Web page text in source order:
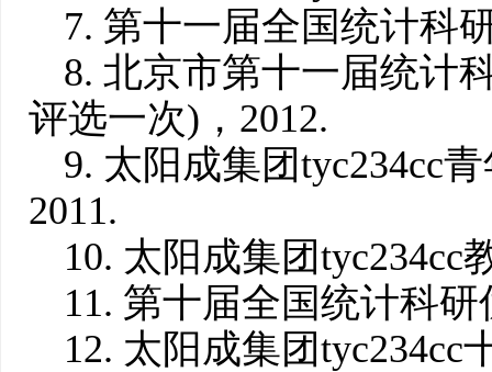
7. 第十一届全国统计科
8. 北京市第十一届统计
评选一次)，2012.
9. 太阳成集团tyc234cc
2011.
10. 太阳成集团tyc234cc
11. 第十届全国统计科
12. 太阳成集团tyc234cc